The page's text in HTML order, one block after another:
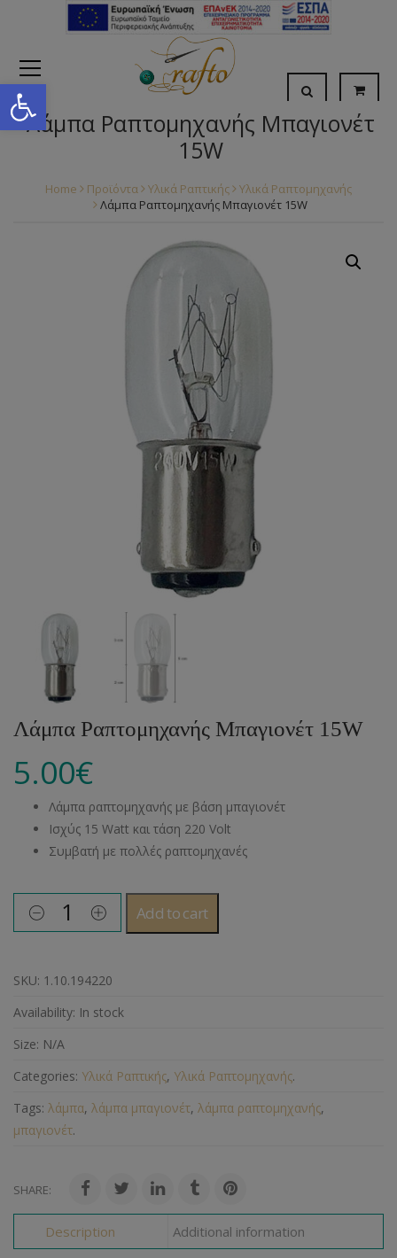
Open toolbar
Λάμπα Ραπτομηχανής Μπαγιονέτ
15W
Home Προϊόντα Υλικά Ραπτικής
Υλικά Ραπτομηχανής
Λάμπα Ραπτομηχανής Μπαγιονέτ 15W
Λάμπα Ραπτομηχανής Μπαγιονέτ 15W
5.00€
Λάμπα ραπτομηχανής με βάση μπαγιονέτ
Ισχύς 15 Watt και τάση 220 Volt
Συμβατή με πολλές ραπτομηχανές
Add to cart
SKU: 1.10.194220
Availability: In stock
Size: N/A
Categories: Υλικά Ραπτικής, Υλικά Ραπτομηχανής.
Tags: λάμπα, λάμπα μπαγιονέτ, λάμπα ραπτομηχανής,
μπαγιονέτ.
SHARE:
Description Additional information